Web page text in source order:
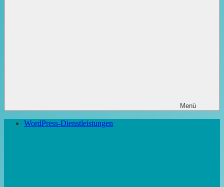
Menü
WordPress-Dienstleistungen